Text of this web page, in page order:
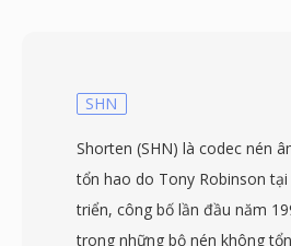
SHN
Shorten (SHN) là codec nén
tổn hao do Tony Robinson
triển, công bố lần đầu năm
trong những bộ nén không